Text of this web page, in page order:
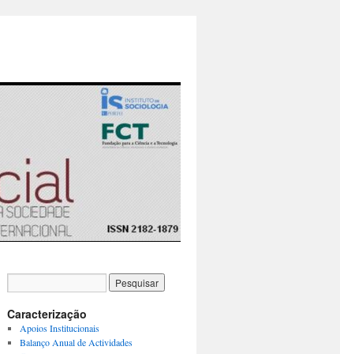
Caracterização
Apoios Institucionais
Balanço Anual de Actividades